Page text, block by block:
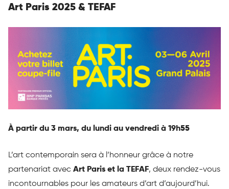
Art Paris 2025 & TEFAF
À partir du 3 mars, du lundi au vendredi à 19h55
L’art contemporain sera à l’honneur grâce à notre
partenariat avec Art Paris et la TEFAF, deux rendez-vous
incontournables pour les amateurs d’art d’aujourd’hui.